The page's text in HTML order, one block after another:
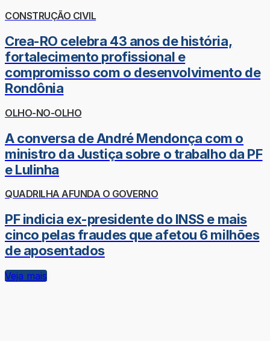
CONSTRUÇÃO CIVIL
Crea-RO celebra 43 anos de história,
fortalecimento profissional e
compromisso com o desenvolvimento de
Rondônia
OLHO-NO-OLHO
A conversa de André Mendonça com o
ministro da Justiça sobre o trabalho da PF
e Lulinha
QUADRILHA AFUNDA O GOVERNO
PF indicia ex-presidente do INSS e mais
cinco pelas fraudes que afetou 6 milhões
de aposentados
Veja mais